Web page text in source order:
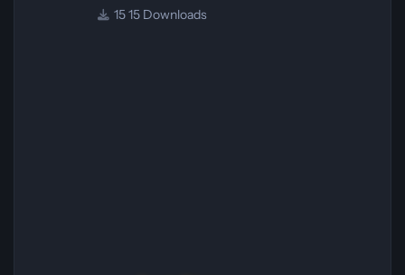
Atualização: 24/04/2025 Tamanho: 469 MB
15 Downloads